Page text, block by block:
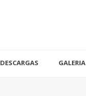
DESCARGAS GALERIA